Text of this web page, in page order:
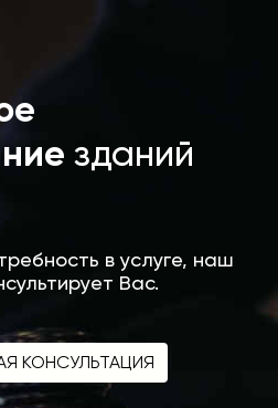
зданий
в услуге, наш
Вас.
КОНСУЛЬТАЦИЯ